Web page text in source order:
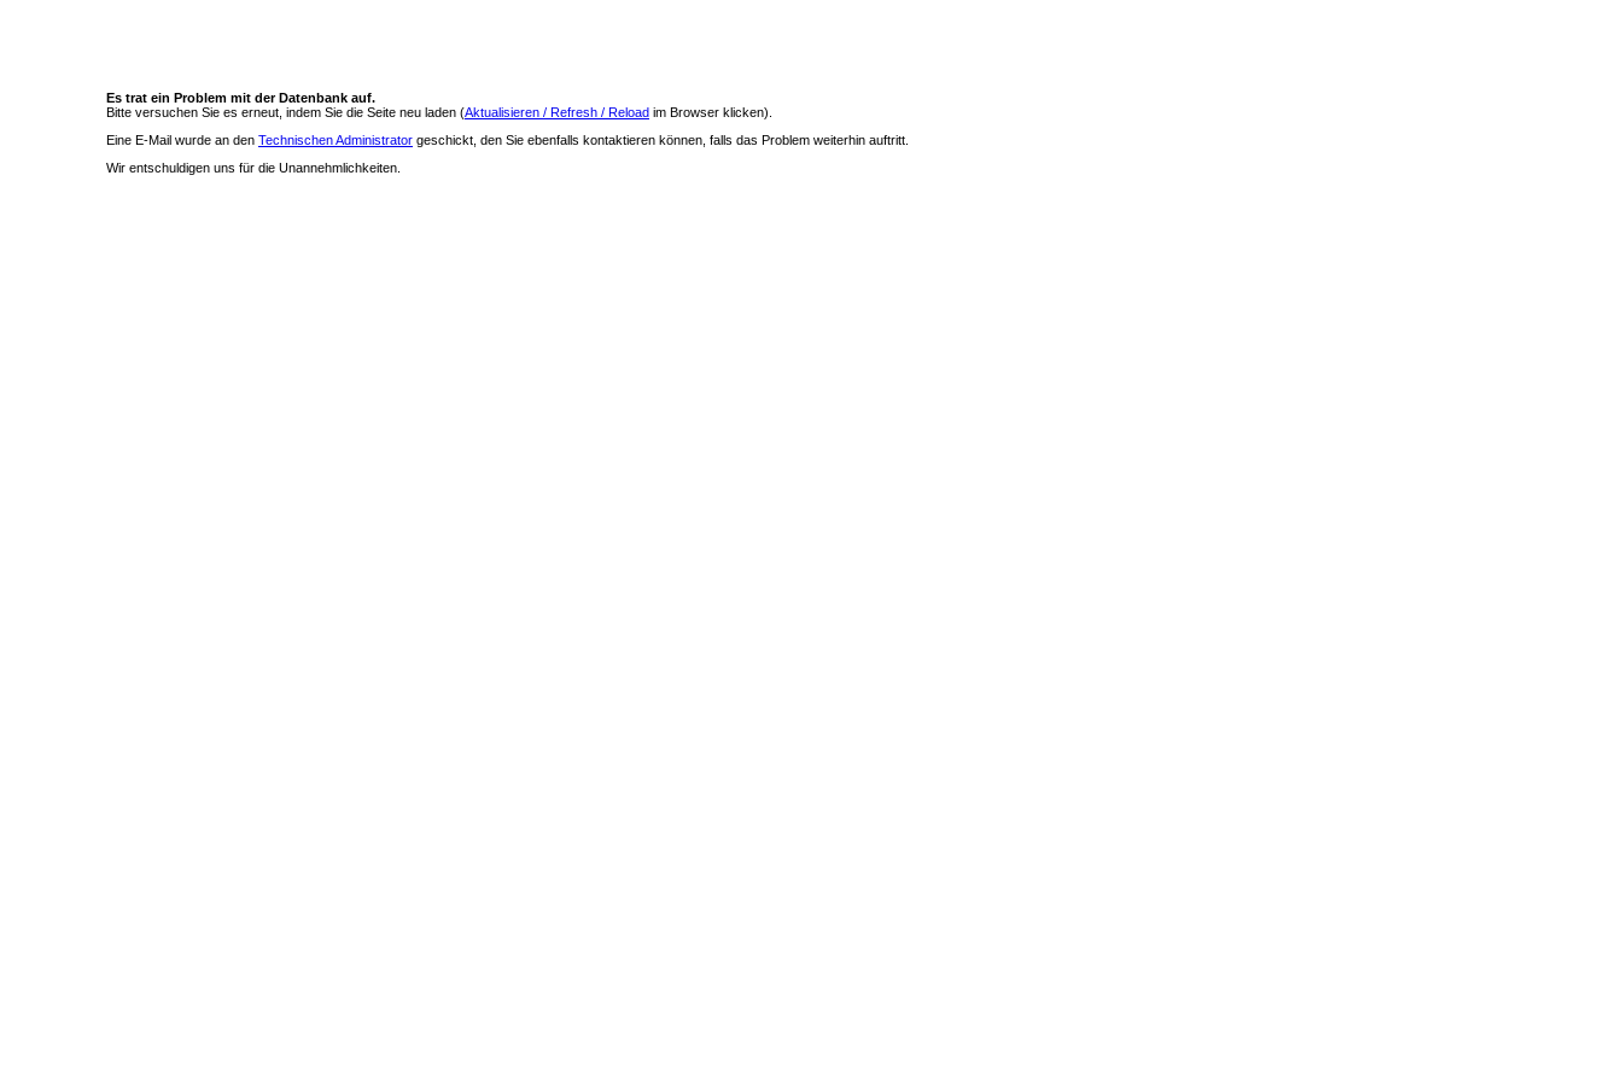
Es trat ein Problem mit der Datenbank auf.
Bitte versuchen Sie es erneut, indem Sie die Seite neu laden (Aktualisieren / Refresh / Reload im Browser klicken).
Eine E-Mail wurde an den Technischen Administrator geschickt, den Sie ebenfalls kontaktieren können, falls das Problem weiterhin auftritt.
Wir entschuldigen uns für die Unannehmlichkeiten.